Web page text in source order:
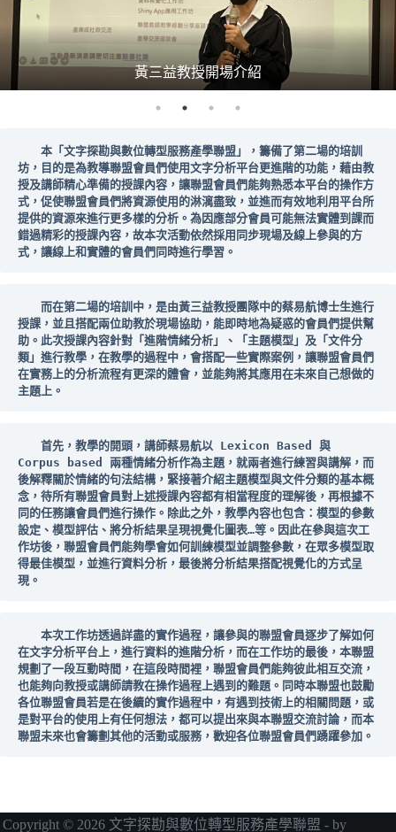
黃三益教授開場介紹
本「文字探勘與數位轉型服務產學聯盟」，籌備了第二場的培訓
坊，目的是為教導聯盟會員們使用文字分析平台更進階的功能，藉由教
授及講師精心準備的授課內容，讓聯盟會員們能夠熟悉本平台的操作方
式，促使聯盟會員們將資源使用的淋漓盡致，並進而有效地利用平台所
提供的資源來進行更多樣的分析。為因應部分會員可能無法實體到課而
錯過精彩的授課內容，故本次活動依然採用同步現場及線上參與的方
式，讓線上和實體的會員們同時進行學習。
而在第二場的培訓中，是由黃三益教授團隊中的蔡易航博士生進行
授課，並且搭配兩位助教於現場協助，能即時地為疑惑的會員們提供幫
助。此次授課內容針對「進階情緒分析」、「主題模型」及「文件分
類」進行教學，在教學的過程中，會搭配一些實際案例，讓聯盟會員們
在實務上的分析流程有更深的體會，並能夠將其應用在未來自己想做的
主題上。
首先，教學的開頭，講師蔡易航以 Lexicon Based 與
Corpus based 兩種情緒分析作為主題，就兩者進行練習與講解，而
後解釋關於情緒的句法結構，緊接著介紹主題模型與文件分類的基本概
念，待所有聯盟會員對上述授課內容都有相當程度的理解後，再根據不
同的任務讓會員們進行操作。除此之外，教學內容也包含：模型的參數
設定、模型評估、將分析結果呈現視覺化圖表…等。因此在參與這次工
作坊後，聯盟會員們能夠學會如何訓練模型並調整參數，在眾多模型取
得最佳模型，並進行資料分析，最後將分析結果搭配視覺化的方式呈
現。
本次工作坊透過詳盡的實作過程，讓參與的聯盟會員逐步了解如何
在文字分析平台上，進行資料的進階分析，而在工作坊的最後，本聯盟
規劃了一段互動時間，在這段時間裡，聯盟會員們能夠彼此相互交流，
也能夠向教授或講師請教在操作過程上遇到的難題。同時本聯盟也鼓勵
各位聯盟會員若是在後續的實作過程中，有遇到技術上的相關問題，或
是對平台的使用上有任何想法，都可以提出來與本聯盟交流討論，而本
聯盟未來也會籌劃其他的活動或服務，歡迎各位聯盟會員們踴躍參加。
Copyright © 2026 文字探勘與數位轉型服務產學聯盟 - by